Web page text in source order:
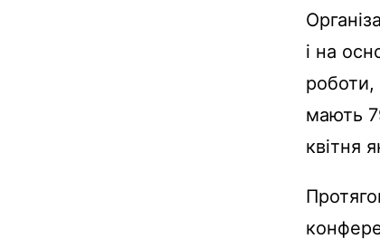
і на
роботи,
мають
квітня